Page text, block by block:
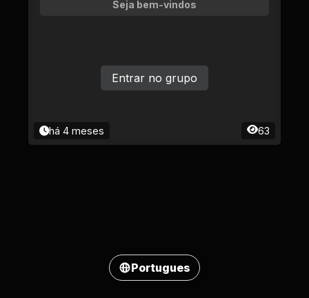
Seja bem-vindos
há 4 meses 63
Entrar no grupo
Portugues